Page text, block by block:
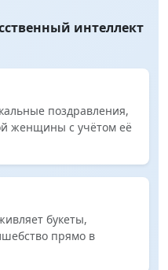
интеллект
поздравления,
женщины с учётом её
букеты,
прямо в